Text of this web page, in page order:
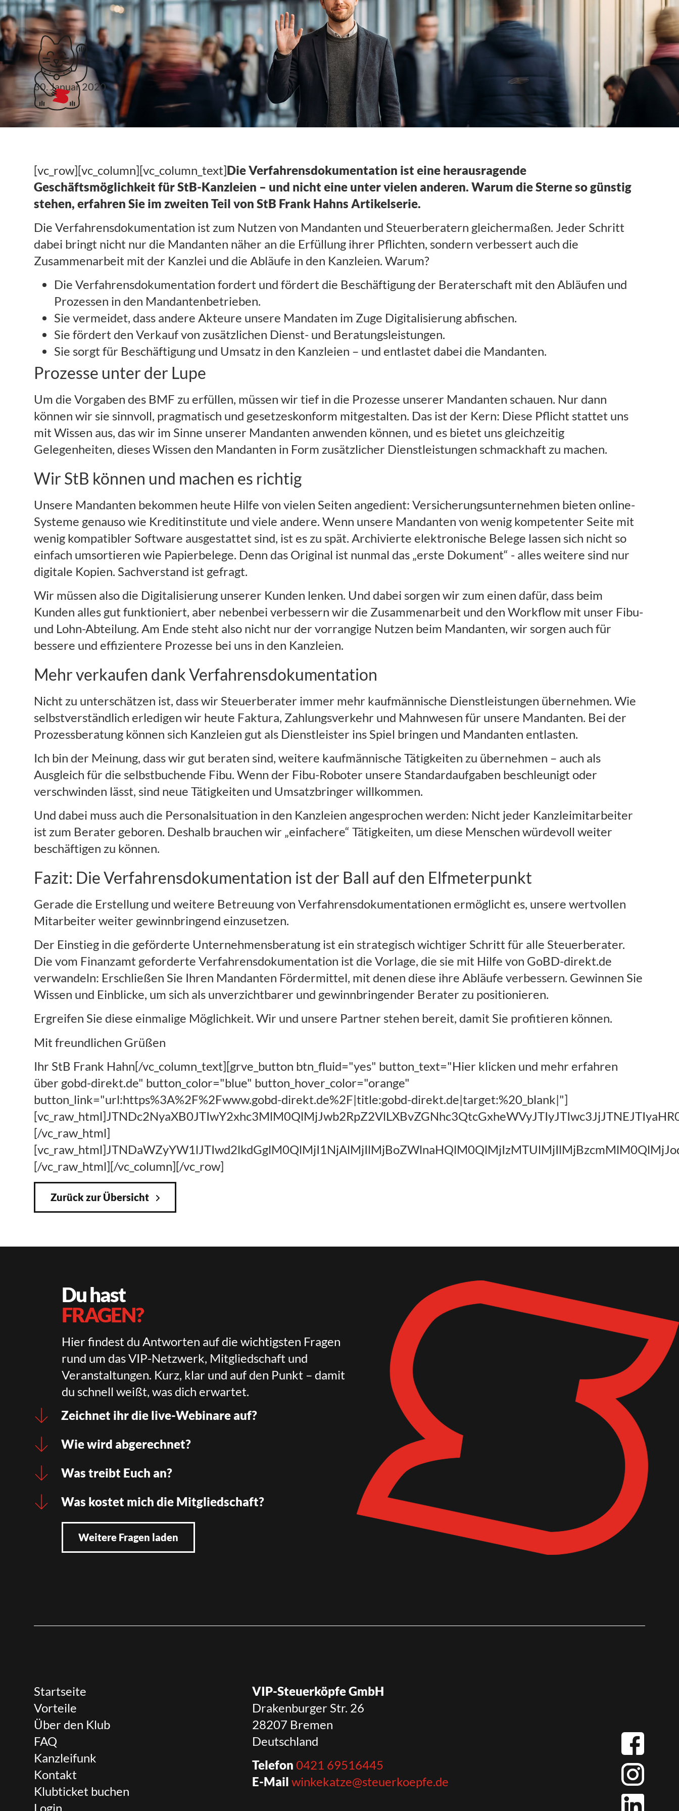
Sternbild Verfahrensdokumentation
(Werbung)
30. Januar 2020
[vc_row][vc_column][vc_column_text]Die Verfahrensdokumentation ist eine herausragende
Geschäftsmöglichkeit für StB-Kanzleien – und nicht eine unter vielen anderen. Warum die Sterne so günstig
stehen, erfahren Sie im zweiten Teil von StB Frank Hahns Artikelserie.
Die Verfahrensdokumentation ist zum Nutzen von Mandanten und Steuerberatern gleichermaßen. Jeder Schritt
dabei bringt nicht nur die Mandanten näher an die Erfüllung ihrer Pflichten, sondern verbessert auch die
Zusammenarbeit mit der Kanzlei und die Abläufe in den Kanzleien. Warum?
Die Verfahrensdokumentation fordert und fördert die Beschäftigung der Beraterschaft mit den Abläufen und
Prozessen in den Mandantenbetrieben.
Sie vermeidet, dass andere Akteure unsere Mandaten im Zuge Digitalisierung abfischen.
Sie fördert den Verkauf von zusätzlichen Dienst- und Beratungsleistungen.
Sie sorgt für Beschäftigung und Umsatz in den Kanzleien – und entlastet dabei die Mandanten.
Prozesse unter der Lupe
Um die Vorgaben des BMF zu erfüllen, müssen wir tief in die Prozesse unserer Mandanten schauen. Nur dann
können wir sie sinnvoll, pragmatisch und gesetzeskonform mitgestalten. Das ist der Kern: Diese Pflicht stattet uns
mit Wissen aus, das wir im Sinne unserer Mandanten anwenden können, und es bietet uns gleichzeitig
Gelegenheiten, dieses Wissen den Mandanten in Form zusätzlicher Dienstleistungen schmackhaft zu machen.
Wir StB können und machen es richtig
Unsere Mandanten bekommen heute Hilfe von vielen Seiten angedient: Versicherungsunternehmen bieten online-
Systeme genauso wie Kreditinstitute und viele andere. Wenn unsere Mandanten von wenig kompetenter Seite mit
wenig kompatibler Software ausgestattet sind, ist es zu spät. Archivierte elektronische Belege lassen sich nicht so
einfach umsortieren wie Papierbelege. Denn das Original ist nunmal das „erste Dokument“ - alles weitere sind nur
digitale Kopien. Sachverstand ist gefragt.
Wir müssen also die Digitalisierung unserer Kunden lenken. Und dabei sorgen wir zum einen dafür, dass beim
Kunden alles gut funktioniert, aber nebenbei verbessern wir die Zusammenarbeit und den Workflow mit unser Fibu-
und Lohn-Abteilung. Am Ende steht also nicht nur der vorrangige Nutzen beim Mandanten, wir sorgen auch für
bessere und effizientere Prozesse bei uns in den Kanzleien.
Mehr verkaufen dank Verfahrensdokumentation
Nicht zu unterschätzen ist, dass wir Steuerberater immer mehr kaufmännische Dienstleistungen übernehmen. Wie
selbstverständlich erledigen wir heute Faktura, Zahlungsverkehr und Mahnwesen für unsere Mandanten. Bei der
Prozessberatung können sich Kanzleien gut als Dienstleister ins Spiel bringen und Mandanten entlasten.
Ich bin der Meinung, dass wir gut beraten sind, weitere kaufmännische Tätigkeiten zu übernehmen – auch als
Ausgleich für die selbstbuchende Fibu. Wenn der Fibu-Roboter unsere Standardaufgaben beschleunigt oder
verschwinden lässt, sind neue Tätigkeiten und Umsatzbringer willkommen.
Und dabei muss auch die Personalsituation in den Kanzleien angesprochen werden: Nicht jeder Kanzleimitarbeiter
ist zum Berater geboren. Deshalb brauchen wir „einfachere“ Tätigkeiten, um diese Menschen würdevoll weiter
beschäftigen zu können.
Fazit: Die Verfahrensdokumentation ist der Ball auf den Elfmeterpunkt
Gerade die Erstellung und weitere Betreuung von Verfahrensdokumentationen ermöglicht es, unsere wertvollen
Mitarbeiter weiter gewinnbringend einzusetzen.
Der Einstieg in die geförderte Unternehmensberatung ist ein strategisch wichtiger Schritt für alle Steuerberater.
Die vom Finanzamt geforderte Verfahrensdokumentation ist die Vorlage, die sie mit Hilfe von GoBD-direkt.de
verwandeln: Erschließen Sie Ihren Mandanten Fördermittel, mit denen diese ihre Abläufe verbessern. Gewinnen Sie
Wissen und Einblicke, um sich als unverzichtbarer und gewinnbringender Berater zu positionieren.
Ergreifen Sie diese einmalige Möglichkeit. Wir und unsere Partner stehen bereit, damit Sie profitieren können.
Mit freundlichen Grüßen
Ihr StB Frank Hahn[/vc_column_text][grve_button btn_fluid="yes" button_text="Hier klicken und mehr erfahren
über gobd-direkt.de" button_color="blue" button_hover_color="orange"
button_link="url:https%3A%2F%2Fwww.gobd-direkt.de%2F|title:gobd-direkt.de|target:%20_blank|"]
[/vc_raw_html]
[/vc_raw_html][/vc_column][/vc_row]
Zurück zur Übersicht
Du hast
FRAGEN?
Hier findest du Antworten auf die wichtigsten Fragen
rund um das VIP-Netzwerk, Mitgliedschaft und
Veranstaltungen. Kurz, klar und auf den Punkt – damit
du schnell weißt, was dich erwartet.
Zeichnet ihr die live-Webinare auf?
Wie wird abgerechnet?
Was treibt Euch an?
Was kostet mich die Mitgliedschaft?
Weitere Fragen laden
Startseite
Vorteile
Über den Klub
FAQ
Kanzleifunk
Kontakt
Klubticket buchen
Login
VIP-Steuerköpfe GmbH
Drakenburger Str. 26
28207 Bremen
Deutschland
Telefon 0421 69516445
E-Mail winkekatze@steuerkoepfe.de